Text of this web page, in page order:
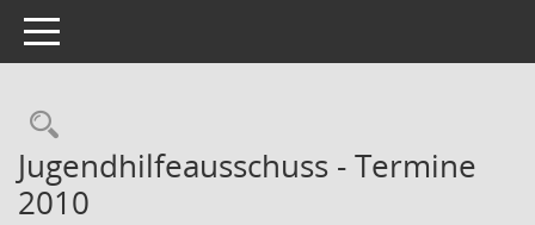
Toggle navigation
Rechercheauswahl
Jugendhilfeausschuss - Termine
2010